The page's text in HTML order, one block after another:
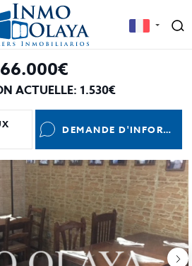
66.000€
ACTUELLE: 1.530€
DEMANDE D'INFORMATIONS